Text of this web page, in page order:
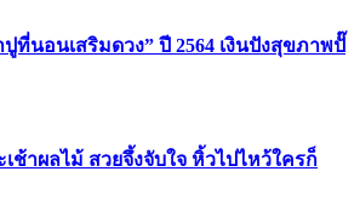
ปูที่นอนเสริมดวง” ปี 2564 เงินปังสุขภาพปั๊
ช้าผลไม้ สวยจึ้งจับใจ หิ้วไปไหว้ใครก็